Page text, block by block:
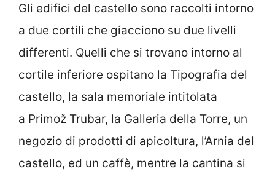
Gli edifici del castello sono raccolti intorno
a due cortili che giacciono su due livelli
differenti. Quelli che si trovano intorno al
cortile inferiore ospitano la Tipografia del
castello, la sala memoriale intitolata
a Primož Trubar, la Galleria della Torre, un
negozio di prodotti di apicoltura, l’Arnia del
castello, ed un caffè, mentre la cantina si